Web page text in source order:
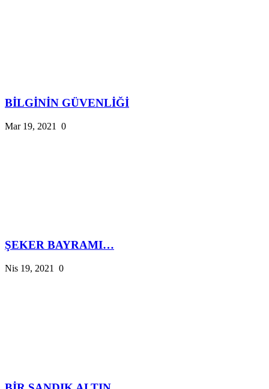
BİLGİNİN GÜVENLİĞİ
Mar 19, 2021 0
ŞEKER BAYRAMI…
Nis 19, 2021 0